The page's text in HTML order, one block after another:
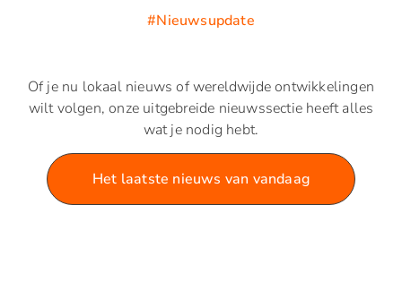
#Nieuwsupdate
Of je nu lokaal nieuws of wereldwijde ontwikkelingen
wilt volgen, onze uitgebreide nieuwssectie heeft alles
wat je nodig hebt.
Het laatste nieuws van vandaag